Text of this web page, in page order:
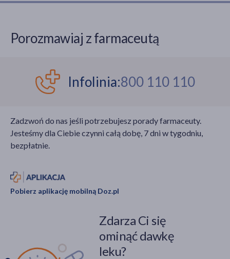
zaskakujące.
zdrowie? Dowiedzmy
Porozmawiaj z farmaceutą
Infolinia:800 110 110
Zadzwoń do nas jeśli potrzebujesz porady farmaceuty.
Jesteśmy dla Ciebie czynni całą dobę, 7 dni w tygodniu,
bezpłatnie.
Pobierz aplikację mobilną Doz.pl
Zdarza Ci się
ominąć dawkę
leku?